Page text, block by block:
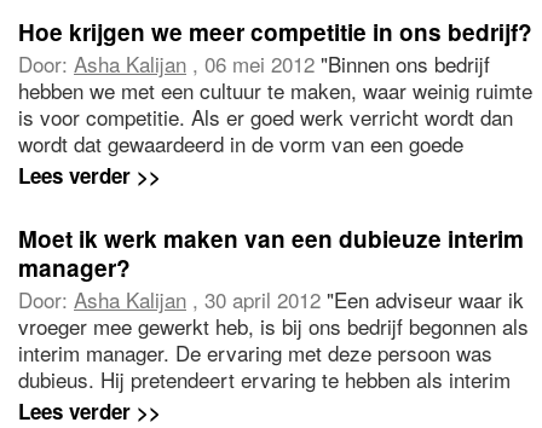
samenwerking, een essentieel onderdeel van het team,
mag beter. Waar begin ik?"
Hoe krijgen we meer competitie in ons bedrijf?
Door: Asha Kalijan , 06 mei 2012 "Binnen ons bedrijf
hebben we met een cultuur te maken, waar weinig ruimte
is voor competitie. Als er goed werk verricht wordt dan
wordt dat gewaardeerd in de vorm van een goede
beoordeling inclusief bijbehorende beloning en vice
ideeën. Ik wil hier met het MT en de HR afdeling
verandering in brengen. Waar begin ik?"
Lees verder >>
Moet ik werk maken van een dubieuze interim
manager?
Door: Asha Kalijan , 30 april 2012 "Een adviseur waar ik
vroeger mee gewerkt heb, is bij ons bedrijf begonnen als
interim manager. De ervaring met deze persoon was
dubieus. Hij pretendeert ervaring te hebben als interim
manager, maar dat is niet zo. Hij is via een relatie
Lees verder >>